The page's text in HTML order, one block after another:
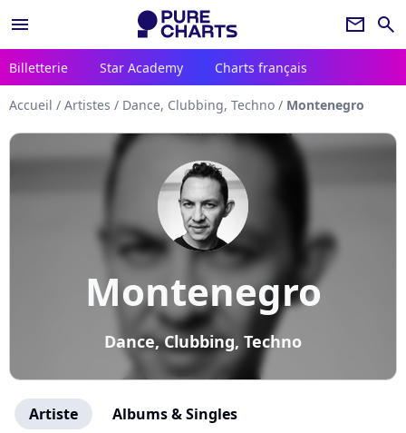
menu newsletter search
Billetterie Star Academy Charts français
Accueil / Artistes / Dance, Clubbing, Techno / Montenegro
Montenegro
Dance, Clubbing, Techno
Artiste Albums & Singles